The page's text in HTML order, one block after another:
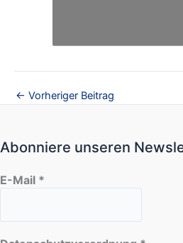
← Vorheriger Beitrag
Abonniere unseren
E-Mail *